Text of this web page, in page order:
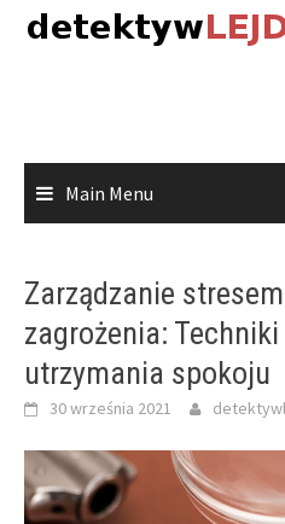
Main Menu
Zarządzanie
zagrożenia:
utrzymania spokoju
30 września 2021